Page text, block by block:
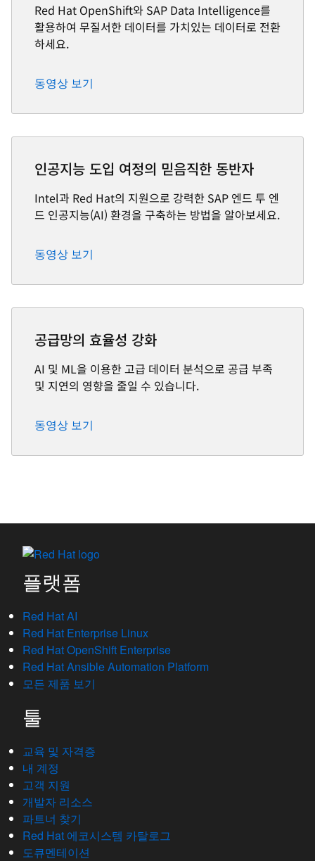
Red Hat OpenShift와 SAP Data Intelligence를
활용하여 무질서한 데이터를 가치있는 데이터로 전환
하세요.
동영상 보기
인공지능 도입 여정의 믿음직한 동반자
Intel과 Red Hat의 지원으로 강력한 SAP 엔드 투 엔
드 인공지능(AI) 환경을 구축하는 방법을 알아보세요.
동영상 보기
공급망의 효율성 강화
AI 및 ML을 이용한 고급 데이터 분석으로 공급 부족
및 지연의 영향을 줄일 수 있습니다.
동영상 보기
플랫폼
Red Hat AI
Red Hat Enterprise Linux
Red Hat OpenShift Enterprise
Red Hat Ansible Automation Platform
모든 제품 보기
툴
교육 및 자격증
내 계정
고객 지원
개발자 리소스
파트너 찾기
Red Hat 에코시스템 카탈로그
도큐멘테이션